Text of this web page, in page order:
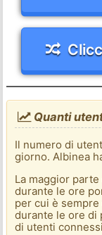
Quanti
Il numero di
giorno. Albinea
La maggior
durante le ore
per cui è
durante le ore di
di utenti